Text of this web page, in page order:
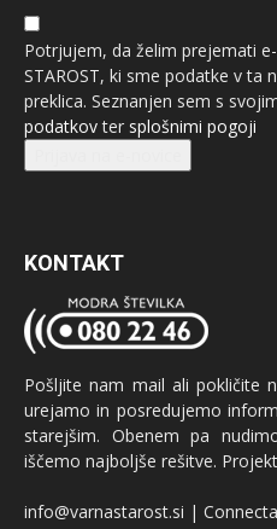
Potrjujem, da želim prejemati
STAROST, ki sme podatke v ta
preklica. Seznanjen sem s
podatkovter splošnimi pogoji
KONTAKT
Pošljite nam mail ali pokličite
urejamo in posredujemo
starejšim. Obenem pa
iščemo najboljše rešitve.
info@varnastarost.si |